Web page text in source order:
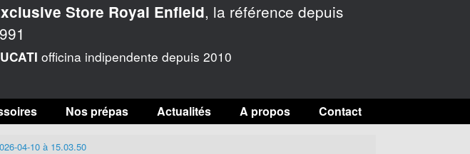
Store Royal Enfield, la référence depuis
officina indipendente depuis 2010
Nos prépas Actualités A propos Contact
04-10 à 15.03.50